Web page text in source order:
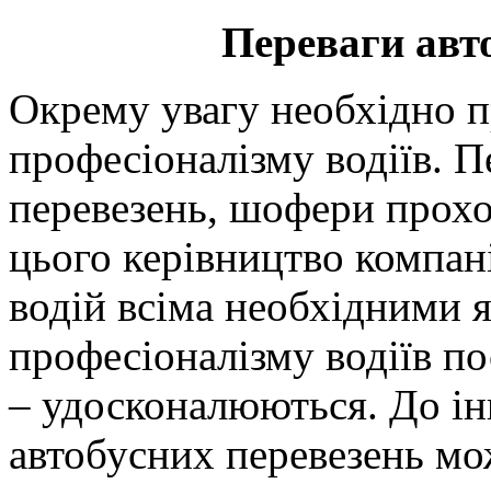
Переваги
Окрему увагу необхідно
професіоналізму водіїв.
перевезень, шофери
цього керівництво
водій всіма необхідними
професіоналізму водіїв
– удосконалюються. До
автобусних перевезень